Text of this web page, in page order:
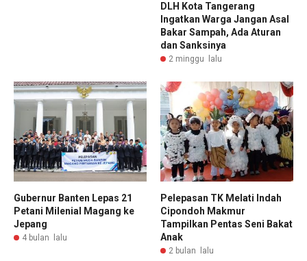
DLH Kota Tangerang
Ingatkan Warga Jangan Asal
Bakar Sampah, Ada Aturan
dan Sanksinya
2 minggu lalu
Gubernur Banten Lepas 21
Petani Milenial Magang ke
Jepang
4 bulan lalu
Pelepasan TK Melati Indah
Cipondoh Makmur
Tampilkan Pentas Seni Bakat
Anak
2 bulan lalu